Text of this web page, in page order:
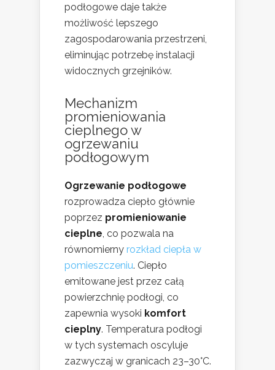
podłogowe daje także
możliwość lepszego
zagospodarowania przestrzeni,
eliminując potrzebę instalacji
widocznych grzejników.
Mechanizm
promieniowania
cieplnego w
ogrzewaniu
podłogowym
Ogrzewanie podłogowe
rozprowadza ciepło głównie
poprzez promieniowanie
cieplne, co pozwala na
równomierny rozkład ciepła w
pomieszczeniu. Ciepło
emitowane jest przez całą
powierzchnię podłogi, co
zapewnia wysoki komfort
cieplny. Temperatura podłogi
w tych systemach oscyluje
zazwyczaj w granicach 23–30°C.